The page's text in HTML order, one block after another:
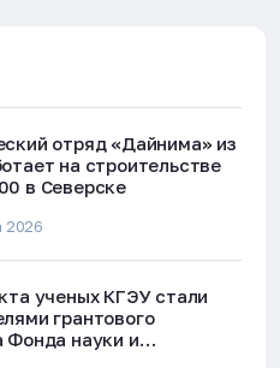
отряд «Дайнима» из
на строительстве
в Северске
2026
ученых КГЭУ стали
грантового
Фонда науки и